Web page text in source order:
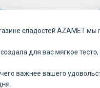
сладостей AZAMET
для вас мягкое
важнее вашего